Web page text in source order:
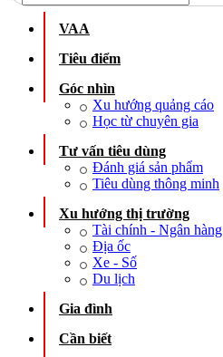
VAA
Tiêu điểm
Góc nhìn
Xu hướng quảng cáo
Học từ chuyên gia
Tư vấn tiêu dùng
Đánh giá sản phẩm
Tiêu dùng thông minh
Xu hướng thị trường
Tài chính - Ngân hàng
Địa ốc
Xe - Số
Du lịch
Gia đình
Cần biết